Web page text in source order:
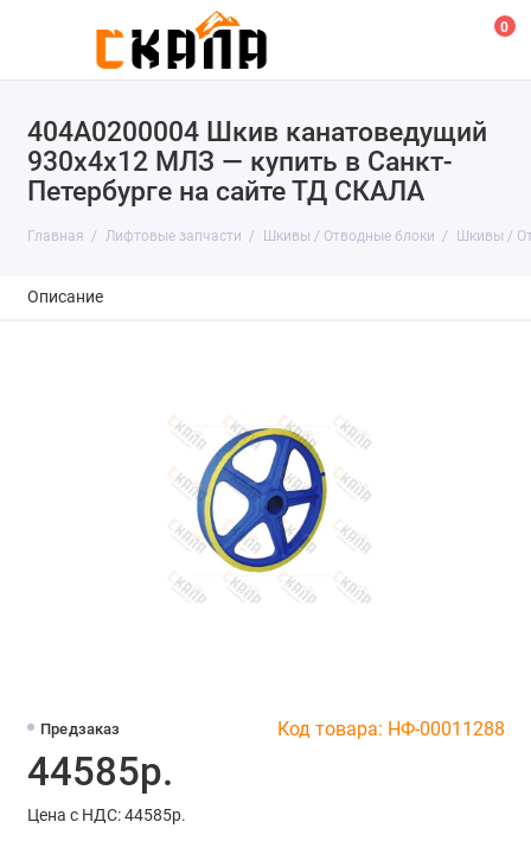
0
404А0200004 Шкив канатоведущий
930х4х12 МЛЗ — купить в Санкт-
Петербурге на сайте ТД СКАЛА
Главная Лифтовые запчасти Шкивы / Отводные блоки Шкивы /
Описание
Предзаказ Код товара: НФ-00011288
44585р.
Цена с НДС: 44585р.